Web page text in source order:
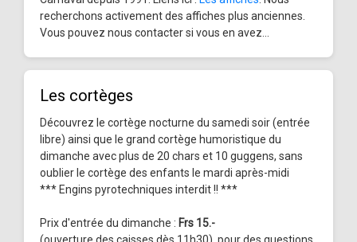
recherchons activement des affiches plus anciennes.
Vous pouvez nous contacter si vous en avez...
Les cortèges
Découvrez le cortège nocturne du samedi soir (entrée
libre) ainsi que le grand cortège humoristique du
dimanche avec plus de 20 chars et 10 guggens, sans
oublier le cortège des enfants le mardi après-midi
*** Engins pyrotechniques interdit !! ***
Prix d'entrée du dimanche : Frs 15.-